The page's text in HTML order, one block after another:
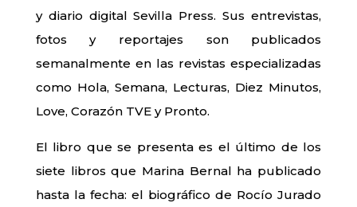
y diario digital Sevilla Press. Sus entrevistas,
fotos y reportajes son publicados
semanalmente en las revistas especializadas
como Hola, Semana, Lecturas, Diez Minutos,
Love, Corazón TVE y Pronto.
El libro que se presenta es el último de los
siete libros que Marina Bernal ha publicado
hasta la fecha: el biográfico de Rocío Jurado